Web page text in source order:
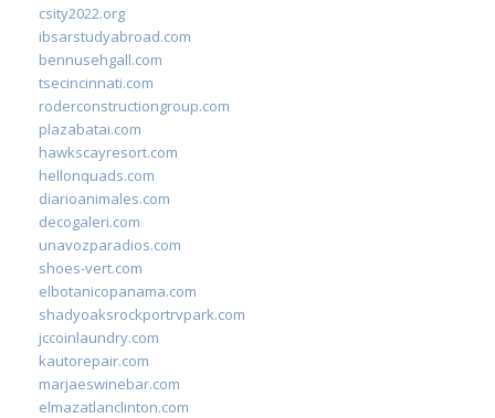
csity2022.org
ibsarstudyabroad.com
bennusehgall.com
tsecincinnati.com
roderconstructiongroup.com
plazabatai.com
hawkscayresort.com
hellonquads.com
diarioanimales.com
decogaleri.com
unavozparadios.com
shoes-vert.com
elbotanicopanama.com
shadyoaksrockportrvpark.com
jccoinlaundry.com
kautorepair.com
marjaeswinebar.com
elmazatlanclinton.com